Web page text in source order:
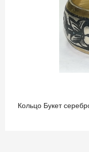
Кольцо Букет